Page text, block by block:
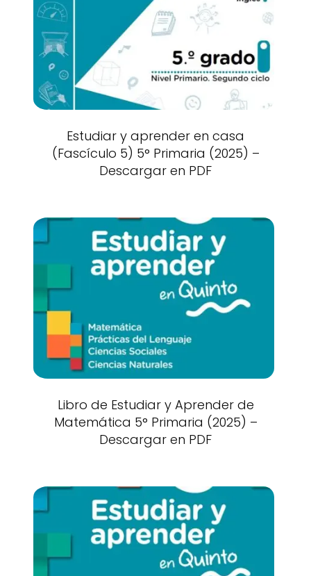
Estudiar y aprender en casa
(Fascículo 5) 5° Primaria (2025) –
Descargar en PDF
Libro de Estudiar y Aprender de
Matemática 5° Primaria (2025) –
Descargar en PDF